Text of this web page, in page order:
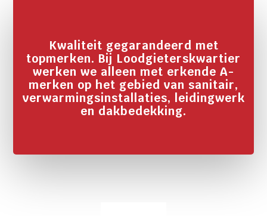
Kwaliteit gegarandeerd met
topmerken. Bij Loodgieterskwartier
werken we alleen met erkende A-
merken op het gebied van sanitair,
verwarmingsinstallaties, leidingwerk
en dakbedekking.